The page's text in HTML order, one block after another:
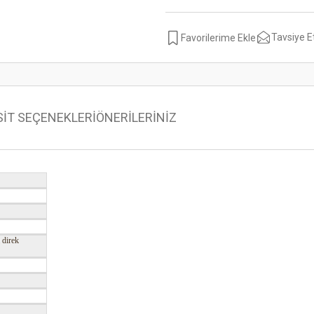
Tavsiye
SEÇENEKLERİÖNERİLERİNİZ
direk